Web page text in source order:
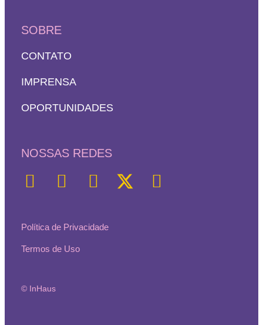
SOBRE
CONTATO
IMPRENSA
OPORTUNIDADES
NOSSAS REDES
Política de Privacidade
Termos de Uso
© InHaus